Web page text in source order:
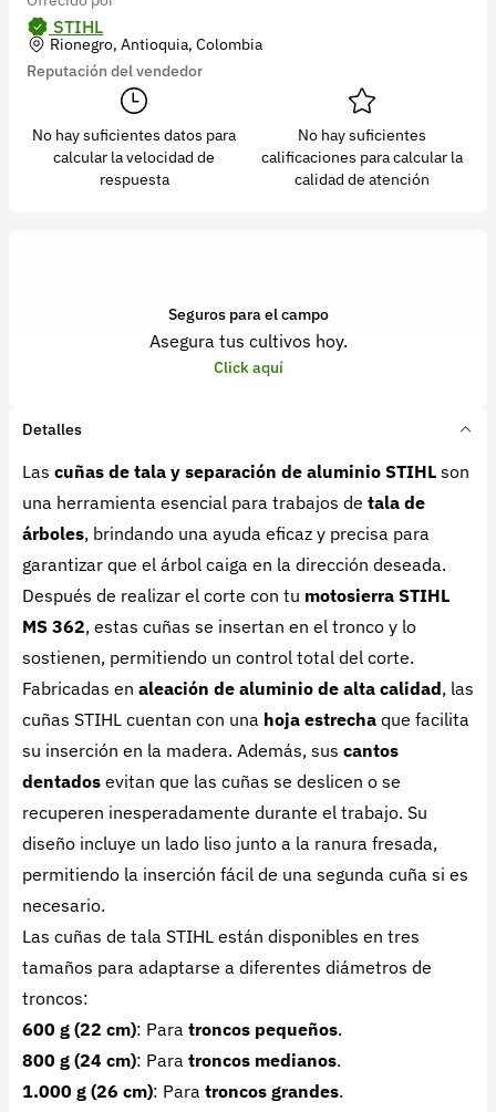
STIHL
Rionegro, Antioquia, Colombia
Reputación del vendedor
No hay suficientes datos para
calcular la velocidad de
respuesta
No hay suficientes
calificaciones para calcular la
calidad de atención
Seguros para el campo
Asegura tus cultivos hoy.
Click aquí
Detalles
Las cuñas de tala y separación de aluminio STIHL son
una herramienta esencial para trabajos de tala de
árboles, brindando una ayuda eficaz y precisa para
garantizar que el árbol caiga en la dirección deseada.
Después de realizar el corte con tu motosierra STIHL
MS 362, estas cuñas se insertan en el tronco y lo
sostienen, permitiendo un control total del corte.
Fabricadas en aleación de aluminio de alta calidad, las
cuñas STIHL cuentan con una hoja estrecha que facilita
su inserción en la madera. Además, sus cantos
dentados evitan que las cuñas se deslicen o se
recuperen inesperadamente durante el trabajo. Su
diseño incluye un lado liso junto a la ranura fresada,
permitiendo la inserción fácil de una segunda cuña si es
necesario.
Las cuñas de tala STIHL están disponibles en tres
tamaños para adaptarse a diferentes diámetros de
troncos:
600 g (22 cm): Para troncos pequeños.
800 g (24 cm): Para troncos medianos.
1.000 g (26 cm): Para troncos grandes.